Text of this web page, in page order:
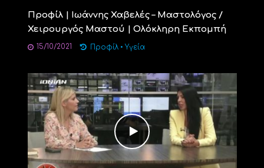
Προφίλ | Ιωάννης Χαβελές – Μαστολόγος /
Χειρουργός Μαστού | Ολόκληρη Εκπομπή
15/10/2021 Προφίλ • Υγεία